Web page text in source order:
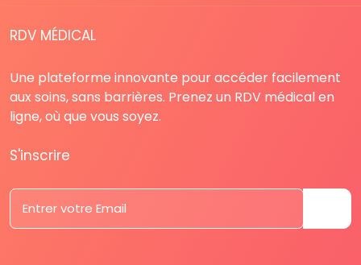
RDV MÉDICAL
Une plateforme innovante pour accéder facilement
aux soins, sans barrières. Prenez un RDV médical en
ligne, où que vous soyez.
S'inscrire